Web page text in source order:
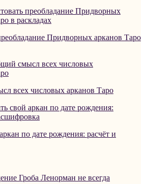
Придворных арканов Таро
всех числовых арканов Таро
по дате рождения: расчёт и